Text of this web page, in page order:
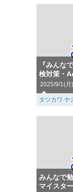
『みんな
検対策・
2025/9/1(月
タツカワ ヤ
みんなで
マイスタ